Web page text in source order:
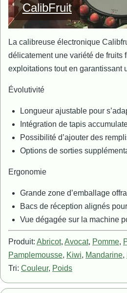
CalibFruit
La calibreuse électronique
délicatement une variété de fruits
exploitations tout en garantissant
Évolutivité
Longueur ajustable pour
Intégration de tapis
Possibilité d’ajouter des
Options de sorties
Ergonomie
Grande zone d’emballage
Bacs de réception alignés
Vue dégagée sur la machine
Produit: Abricot, Avocat, Pomme,
Pamplemousse, Kiwi, Mandarine,
Tri: Couleur, Poids